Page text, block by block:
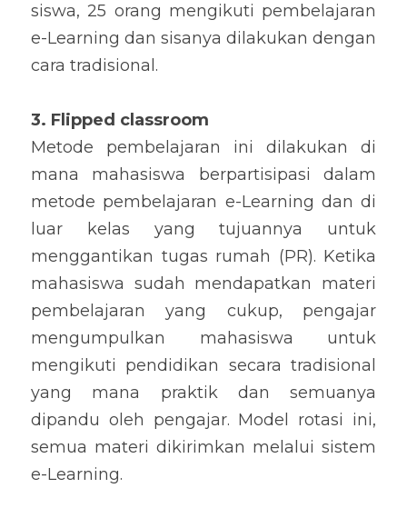
siswa, 25 orang mengikuti pembelajaran
e-Learning dan sisanya dilakukan dengan
cara tradisional.
3. Flipped classroom
Metode pembelajaran ini dilakukan di
mana mahasiswa berpartisipasi dalam
metode pembelajaran e-Learning dan di
luar kelas yang tujuannya untuk
menggantikan tugas rumah (PR). Ketika
mahasiswa sudah mendapatkan materi
pembelajaran yang cukup, pengajar
mengumpulkan mahasiswa untuk
mengikuti pendidikan secara tradisional
yang mana praktik dan semuanya
dipandu oleh pengajar. Model rotasi ini,
semua materi dikirimkan melalui sistem
e-Learning.